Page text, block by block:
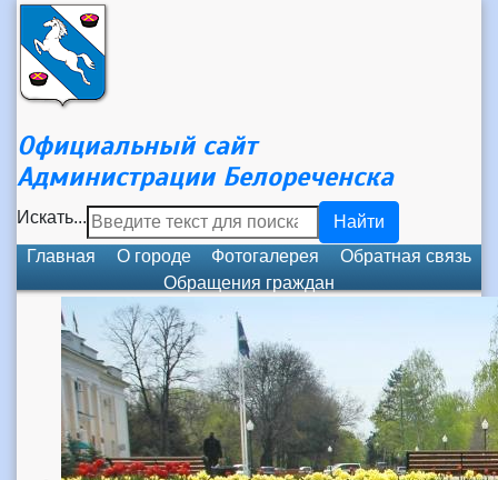
Официальный сайт
Администрации Белореченска
Искать...
Найти
Главная
О городе Фотогалерея
Обратная связь
Обращения граждан